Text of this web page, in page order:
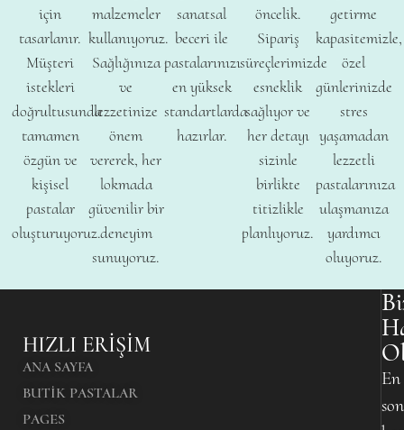
için
tasarlanır.
Müşteri
istekleri
doğrultusunda
tamamen
özgün ve
kişisel
pastalar
oluşturuyoruz.
malzemeler
kullanıyoruz.
Sağlığınıza
ve
lezzetinize
önem
vererek, her
lokmada
güvenilir bir
deneyim
sunuyoruz.
sanatsal
beceri ile
pastalarınızı
en yüksek
standartlarda
hazırlar.
öncelik.
Sipariş
süreçlerimizde
esneklik
sağlıyor ve
her detayı
sizinle
birlikte
titizlikle
planlıyoruz.
getirme
kapasitemizle,
özel
günlerinizde
stres
yaşamadan
lezzetli
pastalarınıza
ulaşmanıza
yardımcı
oluyoruz.
HIZLI ERIŞIM
ANA SAYFA
BUTIK PASTALAR
PAGES
En
son